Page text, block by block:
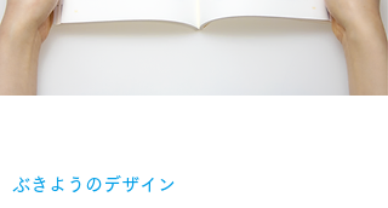
ぶきようのデザイン